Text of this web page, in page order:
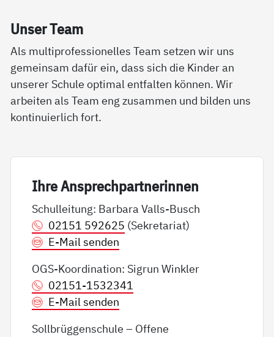
Un­ser Team
Als multiprofessionelles Team setzen wir uns
gemeinsam dafür ein, dass sich die Kinder an
unserer Schule optimal entfalten können. Wir
arbeiten als Team eng zusammen und bilden uns
kontinuierlich fort.
Ih­re An­sp­rech­part­ne­rin­nen
Schulleitung: Barbara Valls-Busch
02151 592625 (Sekretariat)
E-Mail senden
OGS-Koordination: Sigrun Winkler
02151-1532341
E-Mail senden
Sollbrüggenschule – Offene